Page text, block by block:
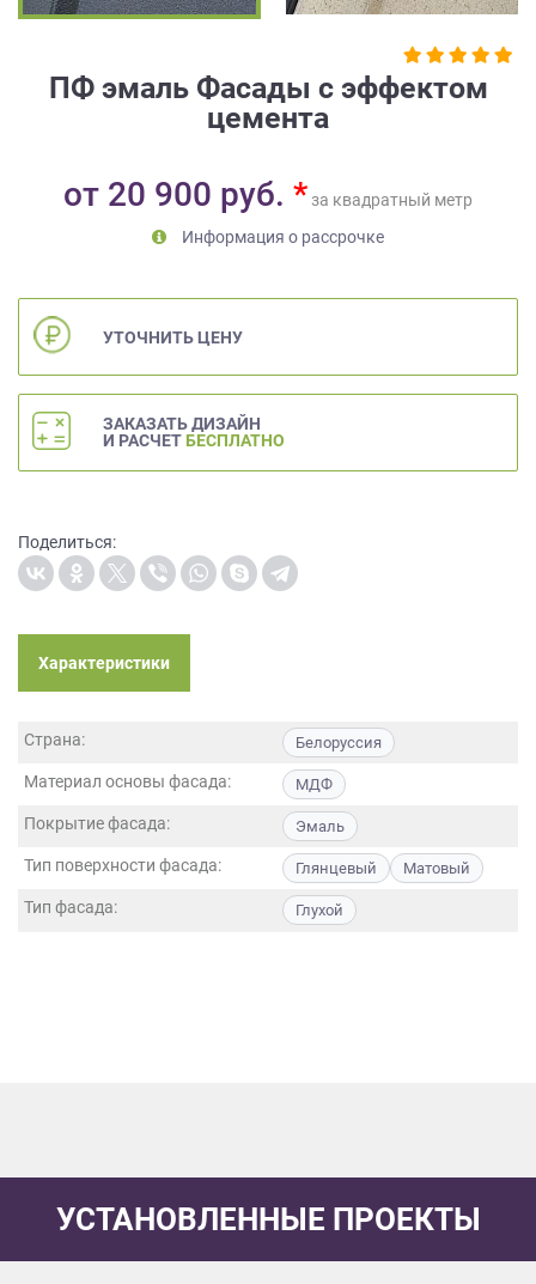
ПФ эмаль Фасады с эффектом
цемента
от 20 900 руб. * за квадратный метр
Информация о рассрочке
УТОЧНИТЬ ЦЕНУ
ЗАКАЗАТЬ ДИЗАЙН
И РАСЧЕТ БЕСПЛАТНО
Поделиться:
Характеристики
Страна: Белоруссия
Материал основы фасада: МДФ
Покрытие фасада: Эмаль
Тип поверхности фасада: Глянцевый Матовый
Тип фасада: Глухой
УСТАНОВЛЕННЫЕ ПРОЕКТЫ
на
программами
условиях
Политики
данных.